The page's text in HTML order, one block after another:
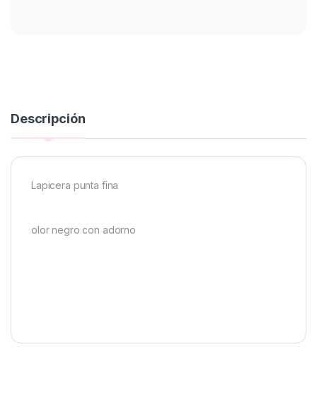
Descripción
Lapicera punta fina
olor negro con adorno